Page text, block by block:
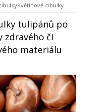
cibulky
tulipánů po
zdravého či
materiálu